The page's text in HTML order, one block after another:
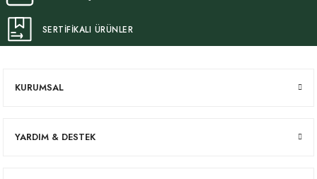
SERTİFİKALI ÜRÜNLER
KURUMSAL
YARDIM & DESTEK